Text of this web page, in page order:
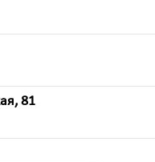
капли
Биовета АО
81